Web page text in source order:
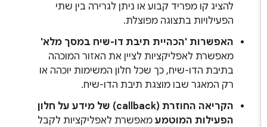
להציג קו מפריד קבוע או ניתן לגרירה בין שתי
הפעילויות בתצוגה מפוצלת.
האפשרות 'הכהיית תיבת דו-שיח במסך מלא'
מאפשרת לאפליקציות לציין את האזור המוכהה
בתיבת הדו-שיח, כך שכל חלון המשימות יוכהה או
רק המאגר שבו מוצגת תיבת הדו-שיח.
הקריאה החוזרת (callback) של מידע על חלון
הפעילות המוטמעמאפשרת לאפליקציות לקבל